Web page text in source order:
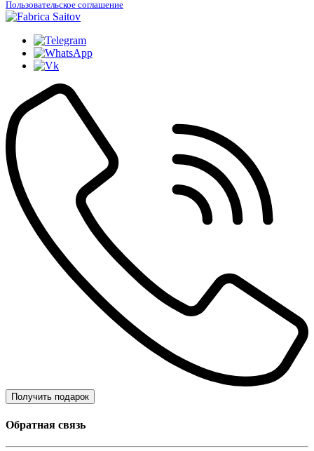
Пользовательское соглашение
Получить подарок
Обратная связь